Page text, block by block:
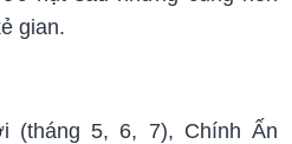
gian.
(tháng 5, 6, 7), Chính Ấn